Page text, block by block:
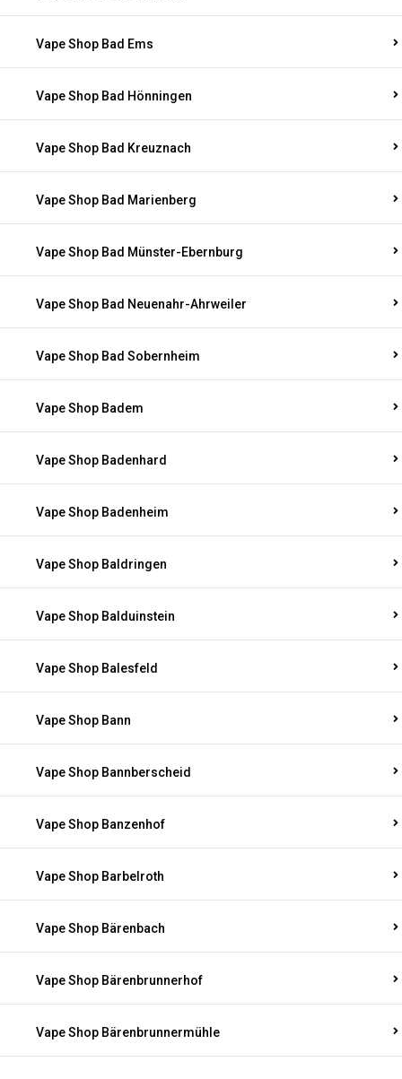
Vape Shop Bad Ems
Vape Shop Bad Hönningen
Vape Shop Bad Kreuznach
Vape Shop Bad Marienberg
Vape Shop Bad Münster-Ebernburg
Vape Shop Bad Neuenahr-Ahrweiler
Vape Shop Bad Sobernheim
Vape Shop Badem
Vape Shop Badenhard
Vape Shop Badenheim
Vape Shop Baldringen
Vape Shop Balduinstein
Vape Shop Balesfeld
Vape Shop Bann
Vape Shop Bannberscheid
Vape Shop Banzenhof
Vape Shop Barbelroth
Vape Shop Bärenbach
Vape Shop Bärenbrunnerhof
Vape Shop Bärenbrunnermühle